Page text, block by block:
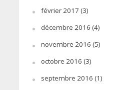
février 2017 (3)
décembre 2016 (4)
novembre 2016 (5)
octobre 2016 (3)
septembre 2016 (1)